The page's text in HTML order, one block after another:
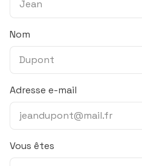
Nom
Adresse e-mail
Vous êtes